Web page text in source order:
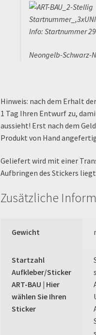
Info: Startnummer 29
Neongelb-Schwarz-
Hinweis: nach dem Erhalt
1 Tag Ihren Entwurf zu,
aussieht! Erst nach dem
Produkt von Hand
Geliefert wird mit einer
Aufbringen des Stickers
Zusätzliche
Gewicht
Startzahl
Aufkleber/Sticker
ART-BAU | Hier
wählen Sie Ihren
Sticker